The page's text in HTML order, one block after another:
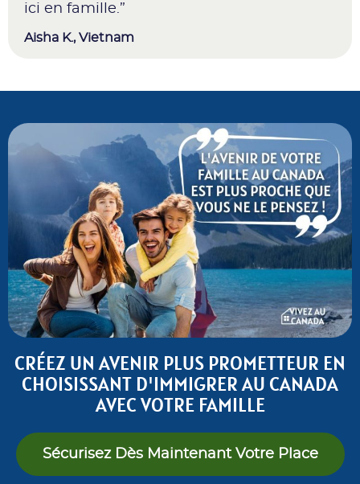
ici en famille.”
Aisha K., Vietnam
CRÉEZ UN AVENIR PLUS PROMETTEUR EN
CHOISISSANT D'IMMIGRER AU CANADA
AVEC VOTRE FAMILLE
Sécurisez Dès Maintenant Votre Place